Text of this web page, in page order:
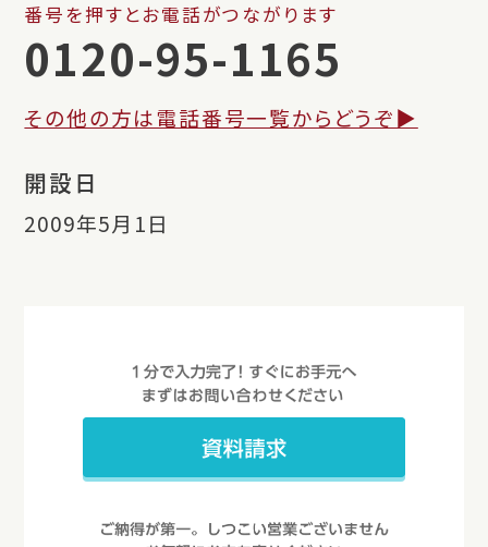
番号を押すとお電話がつながります
0120-95-1165
その他の方は電話番号一覧からどうぞ▶︎
開設日
2009年5月1日